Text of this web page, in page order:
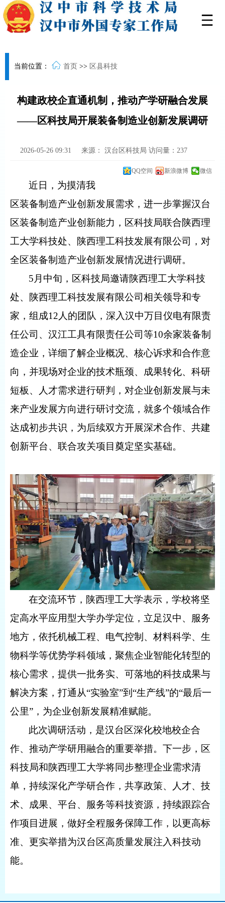
当前位置： 首页 >> 区县科技
构建政校企直通机制，推动产学研融合发展
——区科技局开展装备制造业创新发展调研
2026-05-26 09:31 来源： 汉台区科技局 访问量： 237
QQ空间 新浪微博 微信
近日，为摸清我
区装备制造产业创新发展需求，进一步掌握汉台
区装备制造产业创新能力，区科技局联合陕西理
工大学科技处、陕西理工科技发展有限公司，对
全区装备制造产业创新发展情况进行调研。
5 月中旬，区科技局邀请陕西理工大学科技
处、陕西理工科技发展有限公司相关领导和专
家，组成12 人的团队，深入汉中万目仪电有限责
任公司、汉江工具有限责任公司等10余家装备制
造企业，详细了解企业概况、核心诉求和合作意
向，并现场对企业的技术瓶颈、成果转化、科研
短板、人才需求进行研判，对企业创新发展与未
来产业发展方向进行研讨交流，就多个领域合作
达成初步共识，为后续双方开展深术合作、共建
创新平台、联合攻关项目奠定坚实基础。
在交流环节，陕西理工大学表示，学校将坚
定高水平应用型大学办学定位，立足汉中、服务
地方，依托机械工程、电气控制、材料科学、生
物科学等优势学科领域，聚焦企业智能化转型的
核心需求，提供一批务实、可落地的科技成果与
解决方案，打通从“实验室”到“生产线”的“最后一
公里”，为企业创新发展精准赋能。
此次调研活动，是汉台区深化校地校企合
作、推动产学研用融合的重要举措。下一步，区
科技局和陕西理工大学将同步整理企业需求清
单，持续深化‌产学研合作，共享政策、人才、技
术、成果、平台、服务等科技资源，持续跟踪合
作项目进展，做好全程服务保障工作，以更高标
准、更实举措为汉台区高质量发展注入科技动
能。